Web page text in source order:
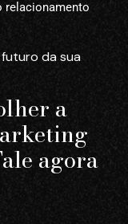
relacionamento
da sua
a
agora